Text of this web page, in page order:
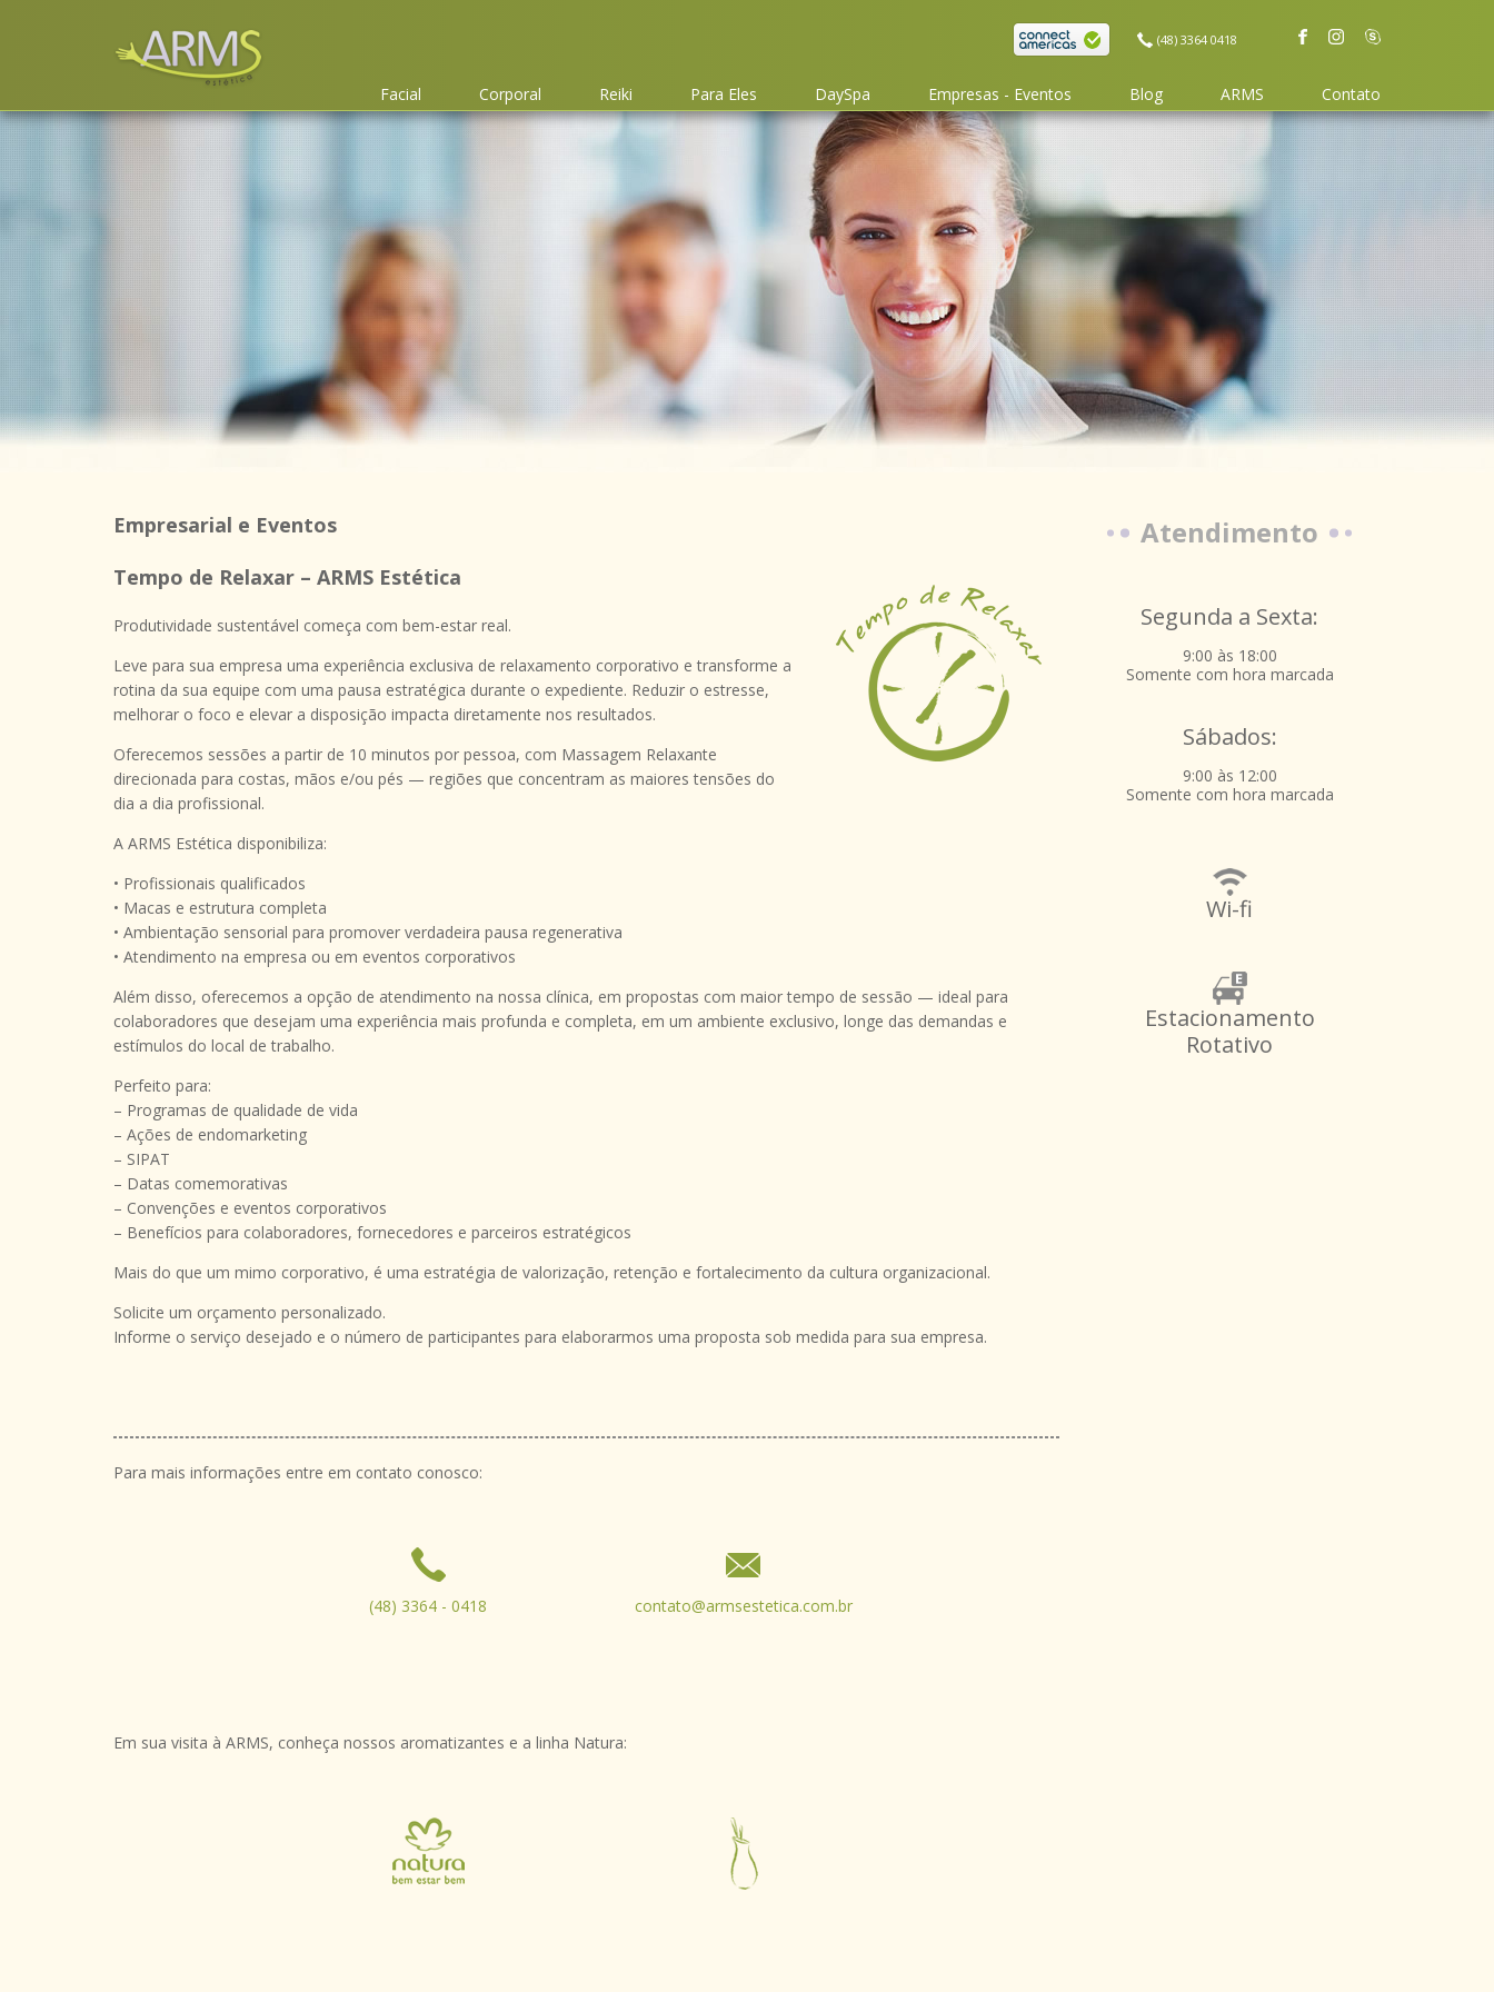
(48) 3364 0418
Facial Corporal Reiki Para Eles DaySpa Empresas - Eventos Blog ARMS Contato
Empresarial e Eventos
Tempo de Relaxar – ARMS Estética
Produtividade sustentável começa com bem-estar real.
Leve para sua empresa uma experiência exclusiva de relaxamento corporativo e transforme a
rotina da sua equipe com uma pausa estratégica durante o expediente. Reduzir o estresse,
melhorar o foco e elevar a disposição impacta diretamente nos resultados.
Oferecemos sessões a partir de 10 minutos por pessoa, com Massagem Relaxante
direcionada para costas, mãos e/ou pés — regiões que concentram as maiores tensões do
dia a dia profissional.
A ARMS Estética disponibiliza:
• Profissionais qualificados
• Macas e estrutura completa
• Ambientação sensorial para promover verdadeira pausa regenerativa
• Atendimento na empresa ou em eventos corporativos
Além disso, oferecemos a opção de atendimento na nossa clínica, em propostas com maior tempo de sessão — ideal para
colaboradores que desejam uma experiência mais profunda e completa, em um ambiente exclusivo, longe das demandas e
estímulos do local de trabalho.
Perfeito para:
– Programas de qualidade de vida
– Ações de endomarketing
– SIPAT
– Datas comemorativas
– Convenções e eventos corporativos
– Benefícios para colaboradores, fornecedores e parceiros estratégicos
Mais do que um mimo corporativo, é uma estratégia de valorização, retenção e fortalecimento da cultura organizacional.
Solicite um orçamento personalizado.
Informe o serviço desejado e o número de participantes para elaborarmos uma proposta sob medida para sua empresa.
Para mais informações entre em contato conosco:
(48) 3364 - 0418 contato@armsestetica.com.br
Em sua visita à ARMS, conheça nossos aromatizantes e a linha Natura:
Atendimento
Segunda a Sexta:
9:00 às 18:00
Somente com hora marcada
Sábados:
9:00 às 12:00
Somente com hora marcada
Wi-fi
Estacionamento
Rotativo